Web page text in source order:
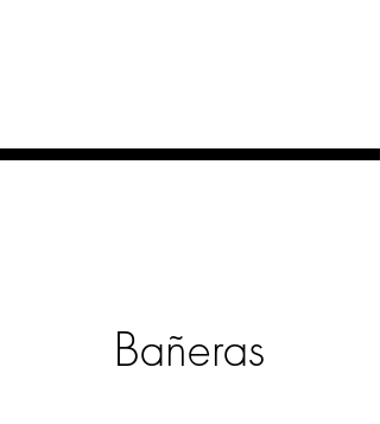
Bañeras